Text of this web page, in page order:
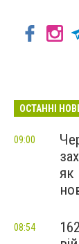
ОСТАННІ
як
09:00
08:54